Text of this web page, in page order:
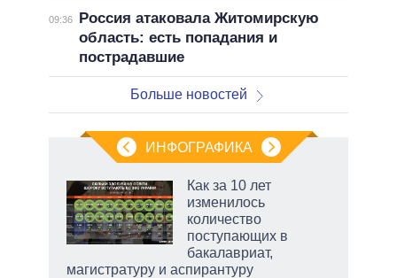
09:36
Россия атаковала Житомирскую
область: есть попадания и
пострадавшие
Больше новостей
ИНФОГРАФИКА
Как за 10 лет
изменилось
количество
поступающих в
бакалавриат,
магистратуру и аспирантуру